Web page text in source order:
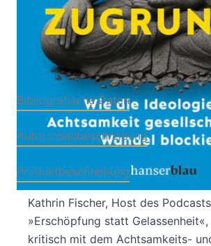
Buch 256
Hardcover
ISBN:
Bibliografische Daten
Autor:innenbeschreibung
Produktbeschreibung
Kathrin Fischer, Host des Podcasts
»Erschöpfung statt
kritisch mit dem Achtsamkeits-